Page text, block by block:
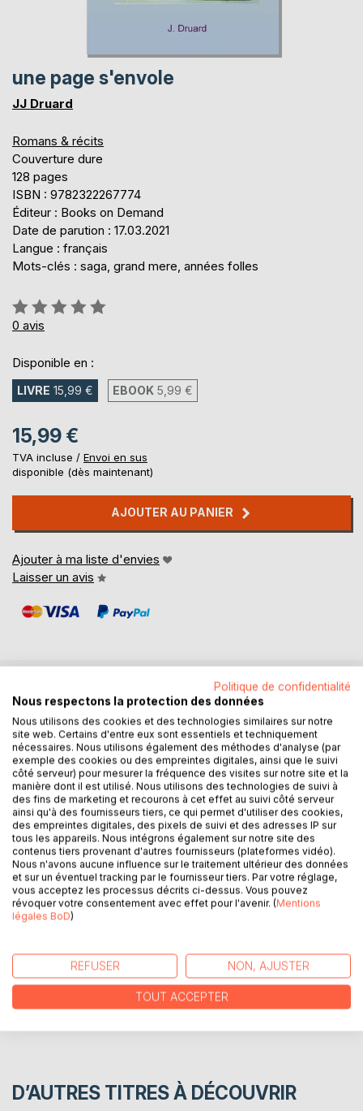
une page s'envole
JJ Druard
Romans & récits
Couverture dure
128 pages
ISBN : 9782322267774
Éditeur : Books on Demand
Date de parution : 17.03.2021
Langue : français
Mots-clés : saga, grand mere, années folles
Évaluation:
0%
0 avis
Disponible en :
LIVRE 15,99 € EBOOK 5,99 €
15,99 €
TVA incluse / Envoi en sus
disponible (dès maintenant)
AJOUTER AU PANIER
Ajouter à ma liste d'envies
Laisser un avis
DESCRIPTION
Ma grand mère était une femme spéciale qui impacta
positivement ma vie.
Angèle a été mon exemple par sa force intérieure, sa
liberté
et son charisme.
Très jolie jeune fille aux yeux bleus, spontanée,
romantique.
AUTEUR(S)
AVIS
D’AUTRES TITRES À DÉCOUVRIR
Politique de confidentialité
Nous respectons la protection des données
Nous utilisons des cookies et des technologies similaires sur notre
site web. Certains d'entre eux sont essentiels et techniquement
nécessaires. Nous utilisons également des méthodes d'analyse (par
exemple des cookies ou des empreintes digitales, ainsi que le suivi
côté serveur) pour mesurer la fréquence des visites sur notre site et la
manière dont il est utilisé. Nous utilisons des technologies de suivi à
des fins de marketing et recourons à cet effet au suivi côté serveur
ainsi qu'à des fournisseurs tiers, ce qui permet d'utiliser des cookies,
des empreintes digitales, des pixels de suivi et des adresses IP sur
tous les appareils. Nous intégrons également sur notre site des
contenus tiers provenant d'autres fournisseurs (plateformes vidéo).
Nous n'avons aucune influence sur le traitement ultérieur des données
et sur un éventuel tracking par le fournisseur tiers. Par votre réglage,
vous acceptez les processus décrits ci-dessus. Vous pouvez
révoquer votre consentement avec effet pour l'avenir. (Mentions
légales BoD)
REFUSER NON, AJUSTER
TOUT ACCEPTER